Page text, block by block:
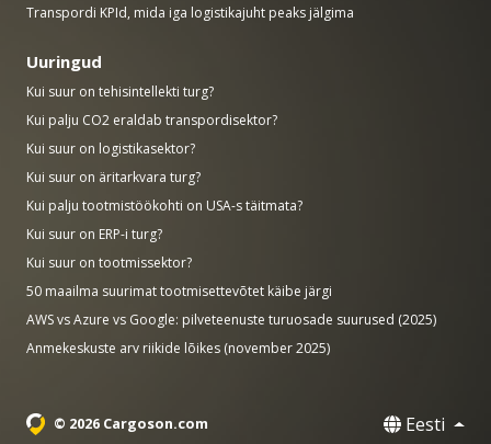
Transpordi KPId, mida iga logistikajuht peaks jälgima
Uuringud
Kui suur on tehisintellekti turg?
Kui palju CO2 eraldab transpordisektor?
Kui suur on logistikasektor?
Kui suur on äritarkvara turg?
Kui palju tootmistöökohti on USA-s täitmata?
Kui suur on ERP-i turg?
Kui suur on tootmissektor?
50 maailma suurimat tootmisettevõtet käibe järgi
AWS vs Azure vs Google: pilveteenuste turuosade suurused (2025)
Anmekeskuste arv riikide lõikes (november 2025)
© 2026 Cargoson.com Eesti